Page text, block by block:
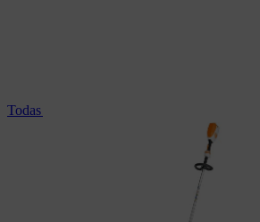
Todas as motorroçadoras profissionais